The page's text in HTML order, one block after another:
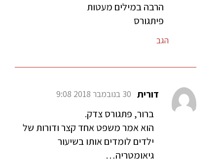
הרבה במילים מעטות
פיתגורס
הגב
דורית 30 בנובמבר 2018 9:08
ברור, פתגורס צדק.
הוא אמר משפט אחד קצר ודורות של
ילדים לומדים אותו בשיעור
גיאומטריה…